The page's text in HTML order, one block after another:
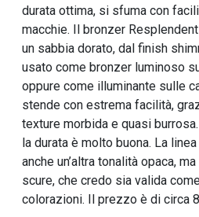
durata ottima, si sfuma con
macchie. Il bronzer
un sabbia dorato, dal finish
usato come bronzer luminoso
oppure come illuminante sulle
stende con estrema facilità,
texture morbida e quasi
la durata è molto buona. La
anche un’altra tonalità opaca,
scure, che credo sia valida
colorazioni. Il prezzo è di circa